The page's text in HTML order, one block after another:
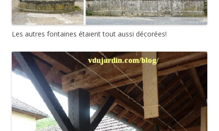
Les autres fontaines étaient tout aussi décorées!